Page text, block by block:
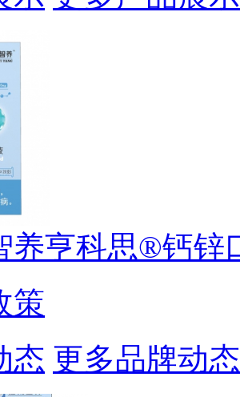
养亨科思®钙锌
策
态 更多品牌动态